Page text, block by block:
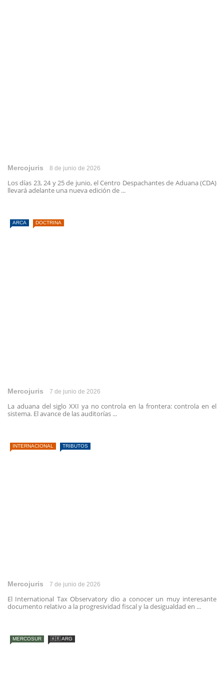
Mercojuris 8 de junio de 2026
Los días 23, 24 y 25 de junio, el Centro Despachantes de Aduana (CDA)
llevará adelante una nueva edición de ...
ARCA DOCTRINA
Mercojuris 7 de junio de 2026
La aduana del siglo XXI ya no controla en la frontera: controla en el
sistema. El avance de las auditorías ...
INTERNACIONAL TRIBUTOS
Mercojuris 7 de junio de 2026
El International Tax Observatory dio a conocer un muy interesante
documento relativo a la progresividad fiscal y la desigualdad en ...
MERCOSUR 🇦🇷 ARG